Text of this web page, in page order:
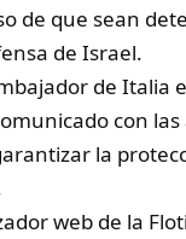
de que sean
de Israel.
de Italia
con
la
web de la